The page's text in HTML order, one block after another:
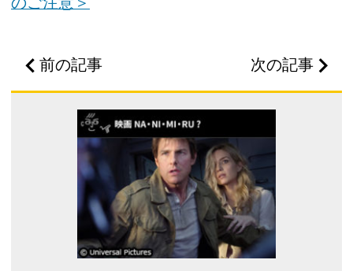
前の記事 次の記事